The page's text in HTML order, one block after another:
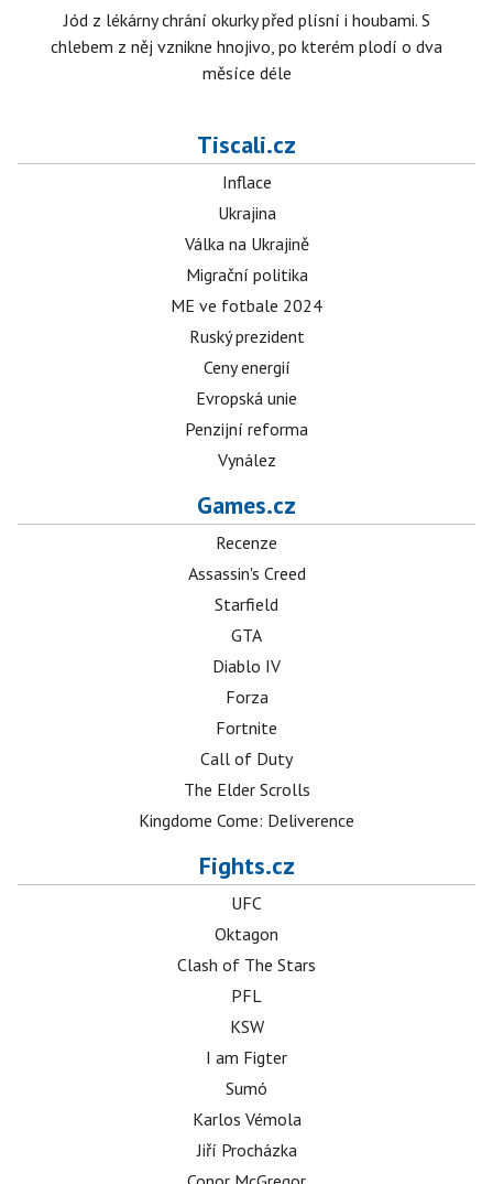
Jód z lékárny chrání okurky před plísní i houbami. S
chlebem z něj vznikne hnojivo, po kterém plodí o dva
měsíce déle
Tiscali.cz
Inflace
Ukrajina
Válka na Ukrajině
Migrační politika
ME ve fotbale 2024
Ruský prezident
Ceny energií
Evropská unie
Penzijní reforma
Vynález
Games.cz
Recenze
Assassin's Creed
Starfield
GTA
Diablo IV
Forza
Fortnite
Call of Duty
The Elder Scrolls
Kingdome Come: Deliverence
Fights.cz
UFC
Oktagon
Clash of The Stars
PFL
KSW
I am Figter
Sumó
Karlos Vémola
Jiří Procházka